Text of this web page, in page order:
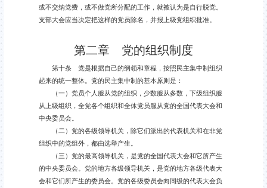
或不交纳党费，或不做党所分配的工作，就被认为是自行脱党。
支部大会应当决定把这样的党员除名，并报上级党组织批准。
第二章 党的组织制度
第十条 党是根据自己的纲领和章程，按照民主集中制组织
起来的统一整体。党的民主集中制的基本原则是：
（一）党员个人服从党的组织，少数服从多数，下级组织服
从上级组织，全党各个组织和全体党员服从党的全国代表大会和
中央委员会。
（二）党的各级领导机关，除它们派出的代表机关和在非党
组织中的党组外，都由选举产生。
（三）党的最高领导机关，是党的全国代表大会和它所产生
的中央委员会。党的地方各级领导机关，是党的地方各级代表大
会和它们所产生的委员会。党的各级委员会向同级的代表大会负